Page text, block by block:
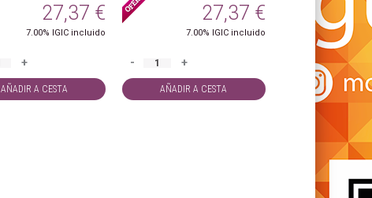
27,37 €
7.00% IGIC incluido
+
AÑADIR A CESTA
27,37 €
7.00% IGIC incluido
- +
AÑADIR A CESTA